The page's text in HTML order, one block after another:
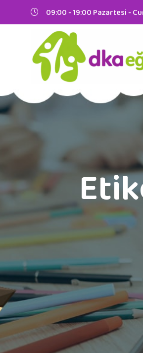
09:00 - 19:00 Pazartesi -